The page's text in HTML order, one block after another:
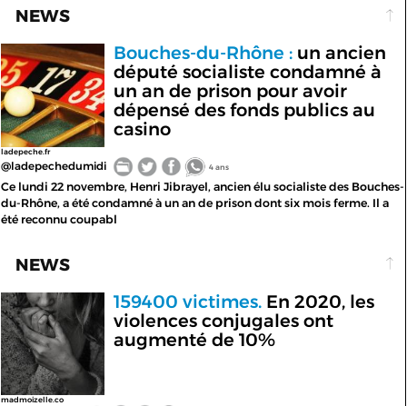
NEWS
ladepeche.fr
Bouches-du-Rhône :un ancien
député socialiste condamné à
un an de prison pour avoir
dépensé des fonds publics au
casino
@ladepechedumidi 4 ans
Ce lundi 22 novembre, Henri Jibrayel, ancien élu socialiste des Bouches-
du-Rhône, a été condamné à un an de prison dont six mois ferme. Il a
été reconnu coupabl
NEWS
madmoizelle.co
159400 victimes.En 2020, les
violences conjugales ont
augmenté de 10%